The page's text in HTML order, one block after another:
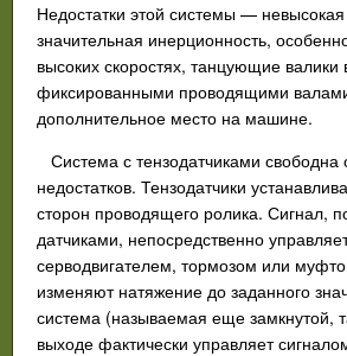
Недостатки этой системы — невысокая
значительная инерционность,
высоких скоростях, танцующие валики
фиксированными проводящими
дополнительное место на машине.
Система с тензодатчиками свободна
недостатков. Тензодатчики
сторон проводящего ролика. Сигнал,
датчиками, непосредственно
серводвигателем, тормозом или
изменяют натяжение до заданного
система (называемая еще замкнутой,
выходе фактически управляет